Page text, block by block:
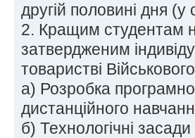
другій половині дня
2. Кращим студентам
затвердженим
товаристві
а) Розробка
дистанційного
б) Технологічні